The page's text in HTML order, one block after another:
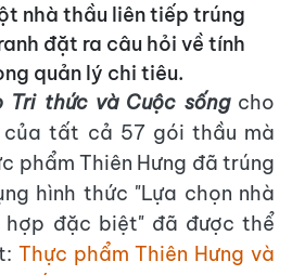
nhà thầu liên tiếp trúng
đặt ra câu hỏi về tính
quản lý chi tiêu.
Tri thức và Cuộc sống cho
của tất cả 57 gói thầu mà
phẩm Thiên Hưng đã trúng
hình thức "Lựa chọn nhà
đặc biệt" đã được thể
Thực phẩm Thiên Hưng và